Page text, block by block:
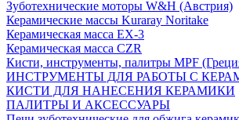
Зуботехнические моторы W&H (Австрия)
Керамические массы Kuraray Noritake
Керамическая масса EX-3
Керамическая масса CZR
Кисти, инструменты, палитры MPF
ИНСТРУМЕНТЫ ДЛЯ РАБОТЫ С
КИСТИ ДЛЯ НАНЕСЕНИЯ КЕРАМИКИ
ПАЛИТРЫ И АКСЕССУАРЫ